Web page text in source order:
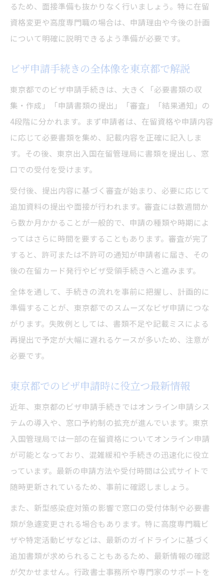
るため、面接準備も抜かりなく行いましょう。特に在留
資格変更や高度専門職の場合は、申請理由や今後の計画
について明確に説明できるよう準備が必要です。
ビザ申請手続きの全体像を東京都で解説
東京都でのビザ申請手続きは、大きく「必要書類の収
集・作成」「申請書類の提出」「審査」「結果通知」の
4段階に分かれます。まず申請者は、在留資格や申請内容
に応じて必要書類を集め、記載内容を正確に記入しま
す。その後、東京出入国在留管理局に書類を提出し、窓
口での受付を受けます。
受付後、提出内容に基づく審査が始まり、必要に応じて
追加資料の提出や面接が行われます。審査には数週間か
ら数か月かかることが一般的で、申請の種類や時期によ
ってはさらに時間を要することもあります。審査が完了
すると、許可または不許可の通知が申請者に届き、その
後の在留カード発行やビザ受領手続きへと進みます。
全体を通して、手続きの流れを事前に把握し、計画的に
準備することが、東京都でのスムーズなビザ申請につな
がります。失敗例としては、書類不足や記載ミスによる
再提出で予定が大幅に遅れるケースが多いため、注意が
必要です。
東京都でのビザ申請時に役立つ最新情報
近年、東京都のビザ申請手続きではオンライン申請シス
テムの導入や、窓口予約制の拡充が進んでいます。東京
入国管理局では一部の在留資格についてオンライン申請
が可能となっており、混雑緩和や手続きの迅速化に役立
っています。最新の申請方法や受付時間は公式サイトで
随時更新されているため、事前に確認しましょう。
また、新型感染症対策の影響で窓口の受付体制や必要書
類が急遽変更される場合もあります。特に高度専門職ビ
ザや特定活動ビザなどは、最新のガイドラインに基づく
追加書類が求められることもあるため、最新情報の確認
が欠かせません。行政書士事務所や専門家のサポートを